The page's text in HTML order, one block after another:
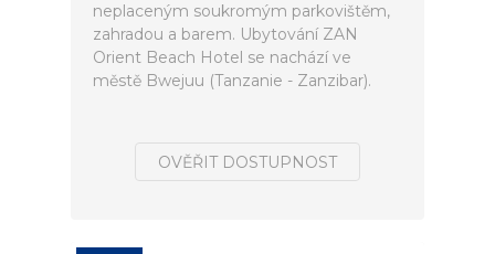
neplaceným soukromým parkovištěm,
zahradou a barem. Ubytování ZAN
Orient Beach Hotel se nachází ve
městě Bwejuu (Tanzanie - Zanzibar).
OVĚŘIT DOSTUPNOST